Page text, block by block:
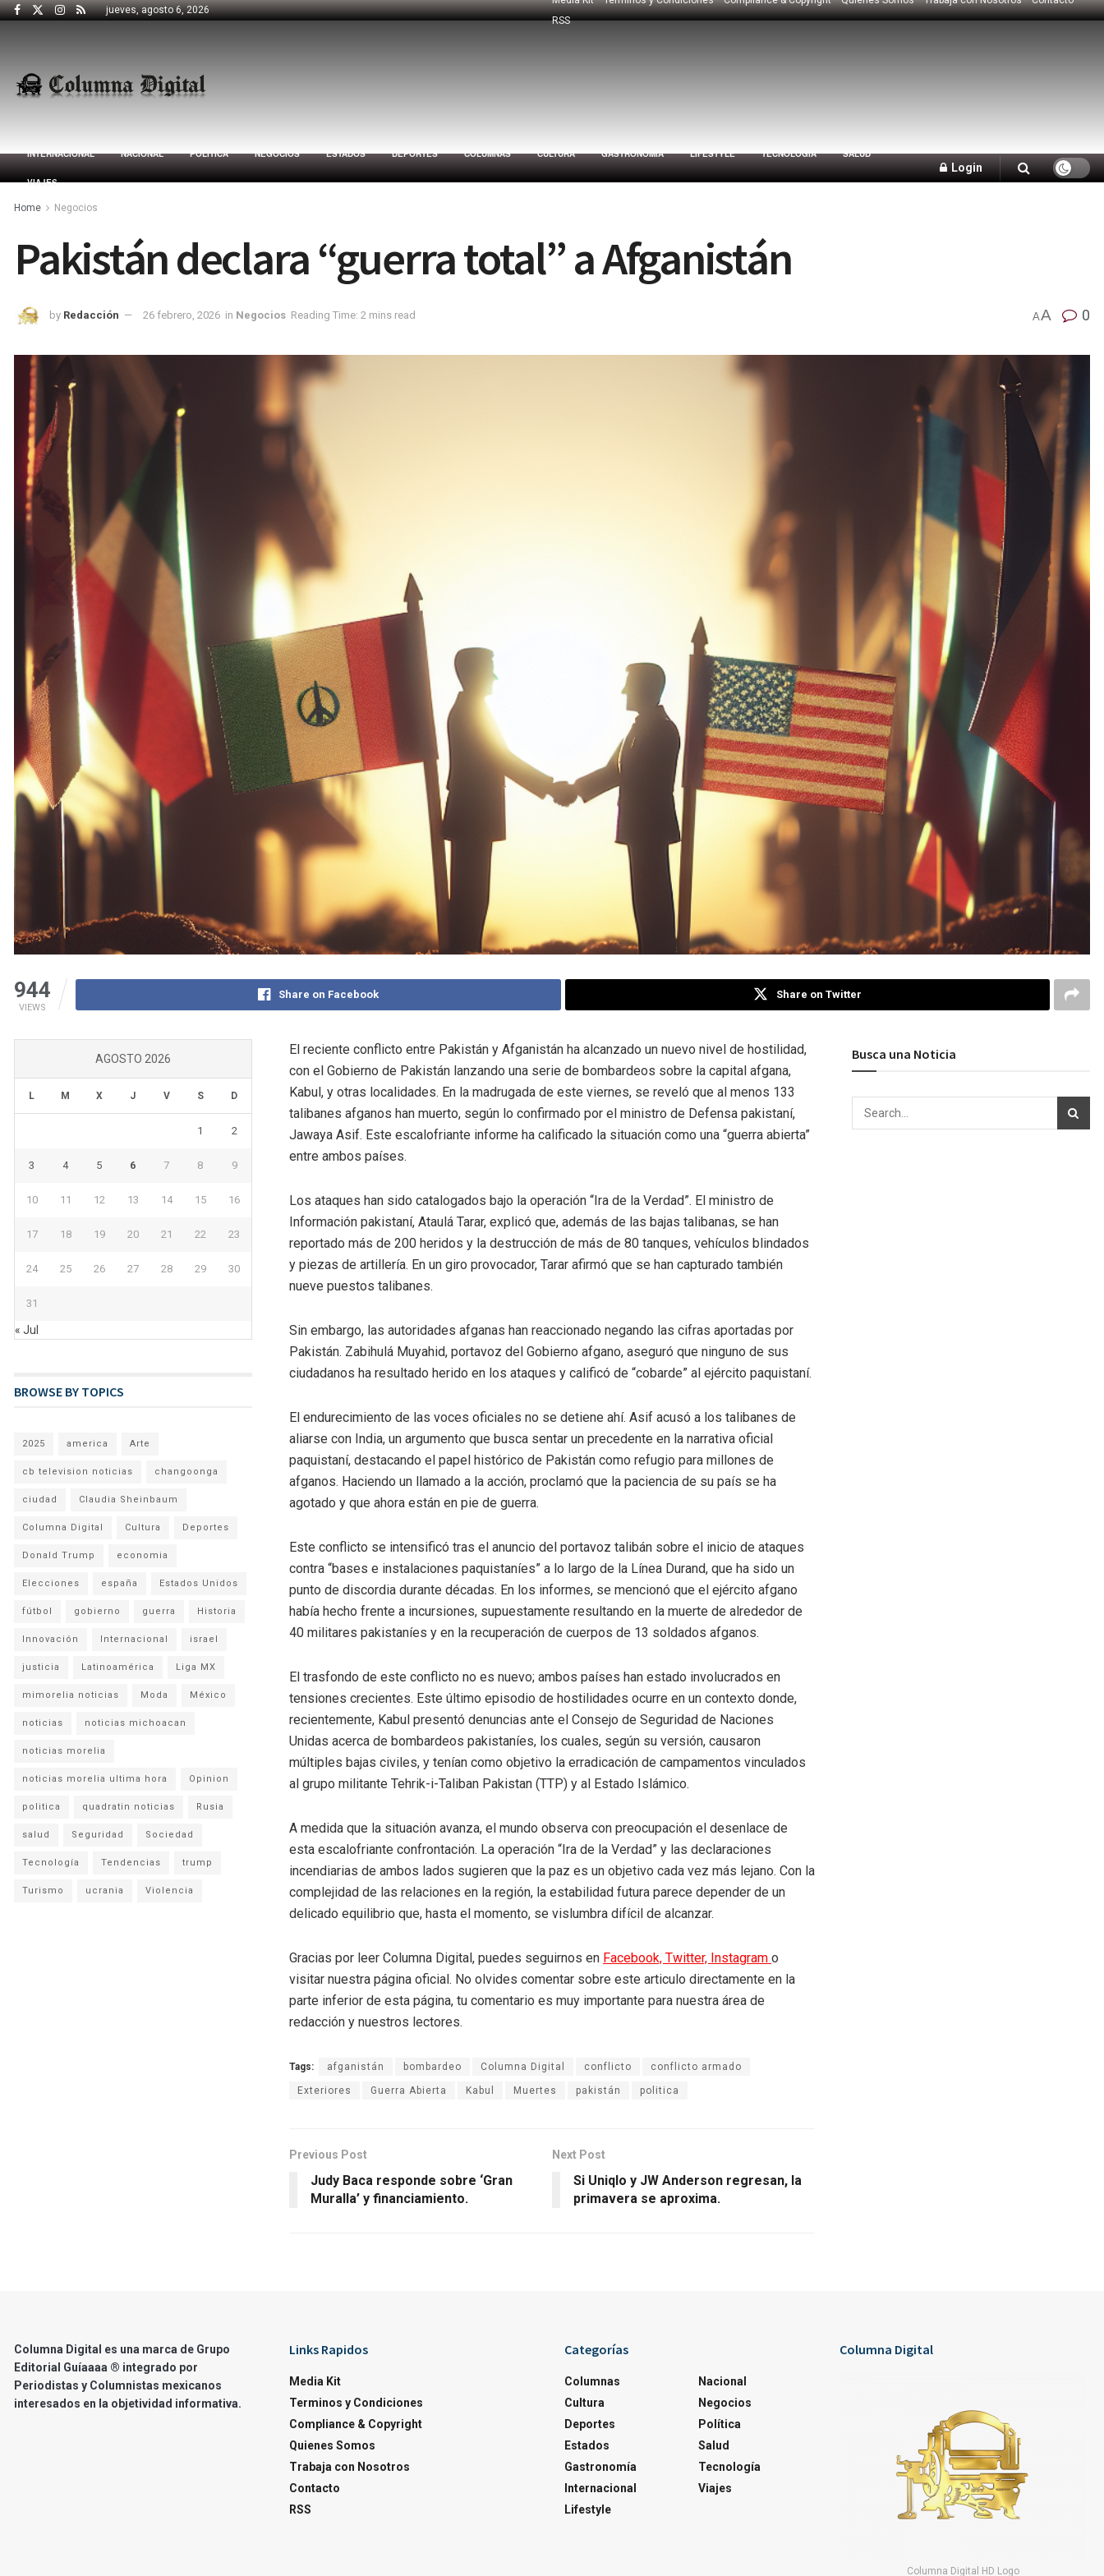
jueves, agosto 6, 2026
RSS
INTERNACIONAL NACIONAL POLÍTICA NEGOCIOS ESTADOS DEPORTES COLUMNAS CULTURA GASTRONOMÍA LIFESTYLE TECNOLOGÍA SALUD
VIAJES
Login
Home Negocios
Pakistán declara “guerra total” a Afganistán
by Redacción 26 febrero, 2026 in Negocios Reading Time: 2 mins read AA 0
944
VIEWS
Share on Facebook Share on Twitter
El reciente conflicto entre Pakistán y Afganistán ha alcanzado un nuevo nivel de hostilidad,
con el Gobierno de Pakistán lanzando una serie de bombardeos sobre la capital afgana,
Kabul, y otras localidades. En la madrugada de este viernes, se reveló que al menos 133
talibanes afganos han muerto, según lo confirmado por el ministro de Defensa pakistaní,
Jawaya Asif. Este escalofriante informe ha calificado la situación como una “guerra abierta”
entre ambos países.
Los ataques han sido catalogados bajo la operación “Ira de la Verdad”. El ministro de
Información pakistaní, Ataulá Tarar, explicó que, además de las bajas talibanas, se han
reportado más de 200 heridos y la destrucción de más de 80 tanques, vehículos blindados
y piezas de artillería. En un giro provocador, Tarar afirmó que se han capturado también
nueve puestos talibanes.
Sin embargo, las autoridades afganas han reaccionado negando las cifras aportadas por
Pakistán. Zabihulá Muyahid, portavoz del Gobierno afgano, aseguró que ninguno de sus
ciudadanos ha resultado herido en los ataques y calificó de “cobarde” al ejército paquistaní.
El endurecimiento de las voces oficiales no se detiene ahí. Asif acusó a los talibanes de
aliarse con India, un argumento que busca sentar un precedente en la narrativa oficial
paquistaní, destacando el papel histórico de Pakistán como refugio para millones de
afganos. Haciendo un llamado a la acción, proclamó que la paciencia de su país se ha
agotado y que ahora están en pie de guerra.
Este conflicto se intensificó tras el anuncio del portavoz talibán sobre el inicio de ataques
contra “bases e instalaciones paquistaníes” a lo largo de la Línea Durand, que ha sido un
punto de discordia durante décadas. En los informes, se mencionó que el ejército afgano
había hecho frente a incursiones, supuestamente resultando en la muerte de alrededor de
40 militares pakistaníes y en la recuperación de cuerpos de 13 soldados afganos.
El trasfondo de este conflicto no es nuevo; ambos países han estado involucrados en
tensiones crecientes. Este último episodio de hostilidades ocurre en un contexto donde,
recientemente, Kabul presentó denuncias ante el Consejo de Seguridad de Naciones
Unidas acerca de bombardeos pakistaníes, los cuales, según su versión, causaron
múltiples bajas civiles, y tenían como objetivo la erradicación de campamentos vinculados
al grupo militante Tehrik-i-Taliban Pakistan (TTP) y al Estado Islámico.
A medida que la situación avanza, el mundo observa con preocupación el desenlace de
esta escalofriante confrontación. La operación “Ira de la Verdad” y las declaraciones
incendiarias de ambos lados sugieren que la paz es un objetivo cada vez más lejano. Con la
complejidad de las relaciones en la región, la estabilidad futura parece depender de un
delicado equilibrio que, hasta el momento, se vislumbra difícil de alcanzar.
Gracias por leer Columna Digital, puedes seguirnos en Facebook, Twitter, Instagram o
visitar nuestra página oficial. No olvides comentar sobre este articulo directamente en la
parte inferior de esta página, tu comentario es muy importante para nuestra área de
redacción y nuestros lectores.
Tags: afganistán bombardeo Columna Digital conflicto conflicto armado
Exteriores Guerra Abierta Kabul Muertes pakistán politica
Previous Post
Judy Baca responde sobre ‘Gran
Muralla’ y financiamiento.
Next Post
Si Uniqlo y JW Anderson regresan, la
primavera se aproxima.
AGOSTO 2026
L M X J V S D
1 2
3 4 5 6 7 8 9
10 11 12 13 14 15 16
17 18 19 20 21 22 23
24 25 26 27 28 29 30
31
« Jul
BROWSE BY TOPICS
2025 america Arte
cb television noticias changoonga
ciudad Claudia Sheinbaum
Columna Digital Cultura Deportes
Donald Trump economia
Elecciones españa Estados Unidos
fútbol gobierno guerra Historia
Innovación Internacional israel
justicia Latinoamérica Liga MX
mimorelia noticias Moda México
noticias noticias michoacan
noticias morelia
noticias morelia ultima hora Opinion
politica quadratin noticias Rusia
salud Seguridad Sociedad
Tecnología Tendencias trump
Turismo ucrania Violencia
Busca una Noticia
Columna Digital es una marca de Grupo
Editorial Guíaaaa ® integrado por
Periodistas y Columnistas mexicanos
interesados en la objetividad informativa.
Links Rapidos
Media Kit
Terminos y Condiciones
Compliance & Copyright
Quienes Somos
Trabaja con Nosotros
Contacto
RSS
Categorías
Columnas
Cultura
Deportes
Estados
Gastronomía
Internacional
Lifestyle
Nacional
Negocios
Política
Salud
Tecnología
Viajes
Columna Digital
Columna Digital HD Logo